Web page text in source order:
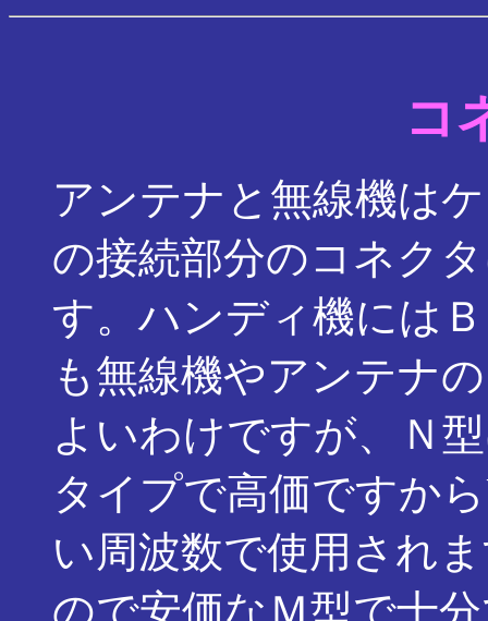
コ
アンテナと無線機は
の接続部分のコネク
す。ハンディ機には
も無線機やアンテナ
よいわけですが、Ｎ
タイプで高価ですか
い周波数で使用され
ので安価なＭ型で十